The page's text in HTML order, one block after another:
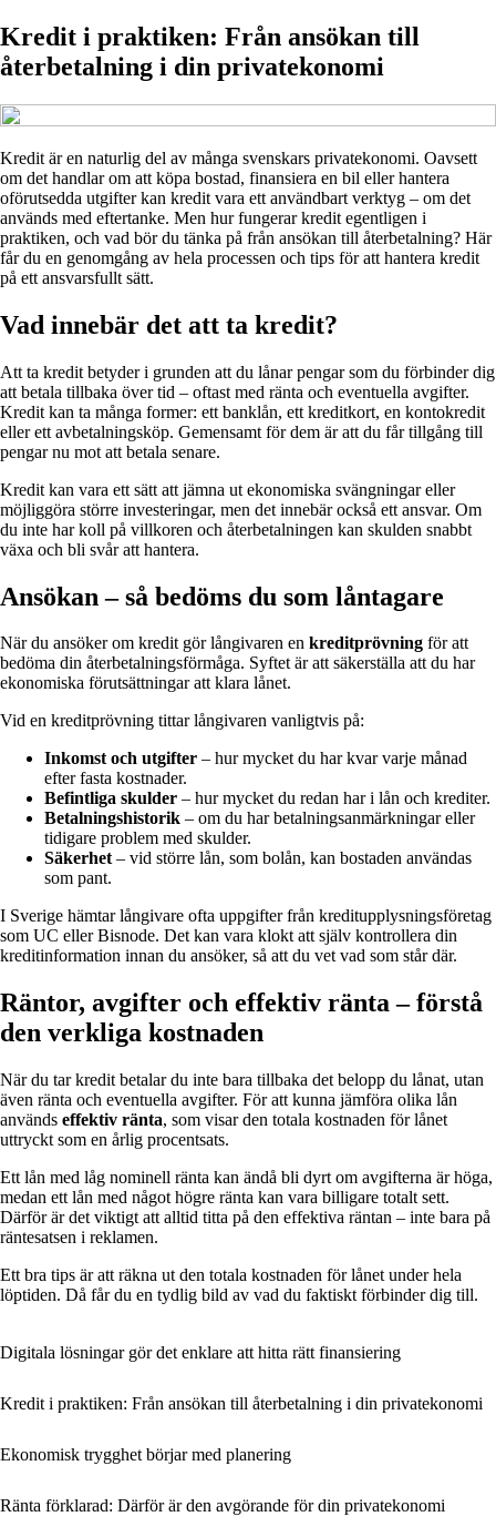
Kredit i praktiken: Från ansökan till
återbetalning i din privatekonomi
Kredit är en naturlig del av många svenskars privatekonomi. Oavsett
om det handlar om att köpa bostad, finansiera en bil eller hantera
oförutsedda utgifter kan kredit vara ett användbart verktyg – om det
används med eftertanke. Men hur fungerar kredit egentligen i
praktiken, och vad bör du tänka på från ansökan till återbetalning? Här
får du en genomgång av hela processen och tips för att hantera kredit
på ett ansvarsfullt sätt.
Vad innebär det att ta kredit?
Att ta kredit betyder i grunden att du lånar pengar som du förbinder dig
att betala tillbaka över tid – oftast med ränta och eventuella avgifter.
Kredit kan ta många former: ett banklån, ett kreditkort, en kontokredit
eller ett avbetalningsköp. Gemensamt för dem är att du får tillgång till
pengar nu mot att betala senare.
Kredit kan vara ett sätt att jämna ut ekonomiska svängningar eller
möjliggöra större investeringar, men det innebär också ett ansvar. Om
du inte har koll på villkoren och återbetalningen kan skulden snabbt
växa och bli svår att hantera.
Ansökan – så bedöms du som låntagare
När du ansöker om kredit gör långivaren en kreditprövning för att
bedöma din återbetalningsförmåga. Syftet är att säkerställa att du har
ekonomiska förutsättningar att klara lånet.
Vid en kreditprövning tittar långivaren vanligtvis på:
Inkomst och utgifter – hur mycket du har kvar varje månad
efter fasta kostnader.
Befintliga skulder – hur mycket du redan har i lån och krediter.
Betalningshistorik – om du har betalningsanmärkningar eller
tidigare problem med skulder.
Säkerhet– vid större lån, som bolån, kan bostaden användas
som pant.
I Sverige hämtar långivare ofta uppgifter från kreditupplysningsföretag
som UC eller Bisnode. Det kan vara klokt att själv kontrollera din
kreditinformation innan du ansöker, så att du vet vad som står där.
Räntor, avgifter och effektiv ränta – förstå
den verkliga kostnaden
När du tar kredit betalar du inte bara tillbaka det belopp du lånat, utan
även ränta och eventuella avgifter. För att kunna jämföra olika lån
används effektiv ränta, som visar den totala kostnaden för lånet
uttryckt som en årlig procentsats.
Ett lån med låg nominell ränta kan ändå bli dyrt om avgifterna är höga,
medan ett lån med något högre ränta kan vara billigare totalt sett.
Därför är det viktigt att alltid titta på den effektiva räntan – inte bara på
räntesatsen i reklamen.
Ett bra tips är att räkna ut den totala kostnaden för lånet under hela
löptiden. Då får du en tydlig bild av vad du faktiskt förbinder dig till.
Digitala lösningar gör det enklare att hitta rätt finansiering
Kredit i praktiken: Från ansökan till återbetalning i din privatekonomi
Ekonomisk trygghet börjar med planering
Ränta förklarad: Därför är den avgörande för din privatekonomi